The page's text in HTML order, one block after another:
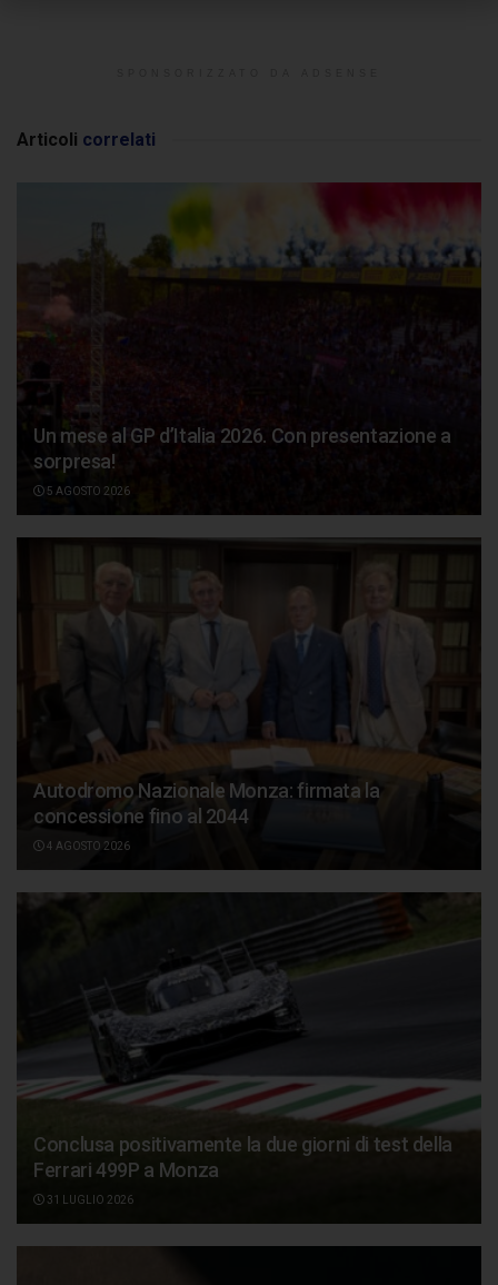
Articoli correlati
Un mese al GP d’Italia 2026. Con presentazione a
sorpresa!
5 AGOSTO 2026
Autodromo Nazionale Monza: firmata la
concessione fino al 2044
4 AGOSTO 2026
Conclusa positivamente la due giorni di test della
Ferrari 499P a Monza
31 LUGLIO 2026